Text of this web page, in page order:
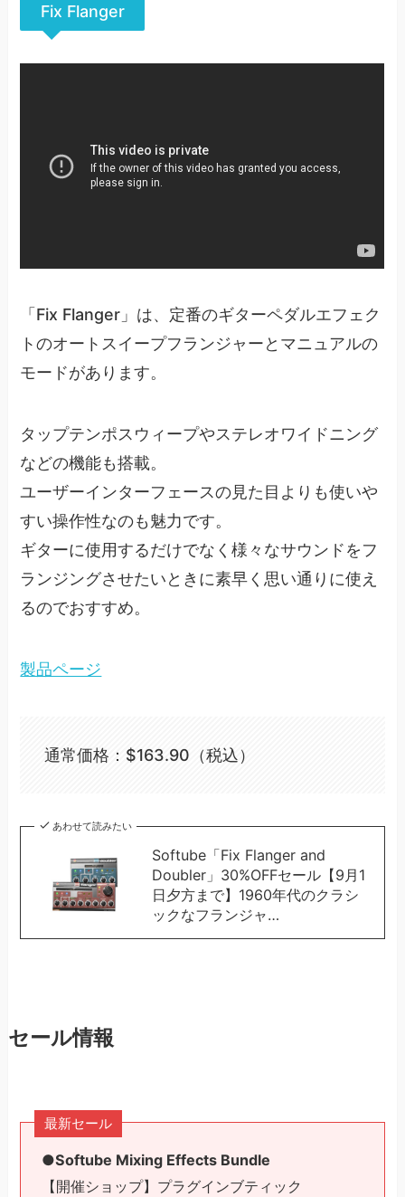
Fix Flanger
「Fix Flanger」は、定番のギターペダルエフェク
トのオートスイープフランジャーとマニュアルの
モードがあります。
タップテンポスウィープやステレオワイドニング
などの機能も搭載。
ユーザーインターフェースの見た目よりも使いや
すい操作性なのも魅力です。
ギターに使用するだけでなく様々なサウンドをフ
ランジングさせたいときに素早く思い通りに使え
るのでおすすめ。
製品ページ
通常価格：$163.90（税込）
あわせて読みたい
Softube「Fix Flanger and
Doubler」30%OFFセール【9月1
日夕方まで】1960年代のクラシ
ックなフランジャ…
セール情報
最新セール
●Softube Mixing Effects Bundle
【開催ショップ】プラグインブティック